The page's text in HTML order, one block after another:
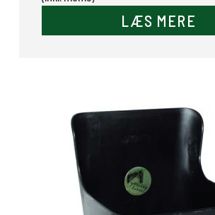
LÆS MERE